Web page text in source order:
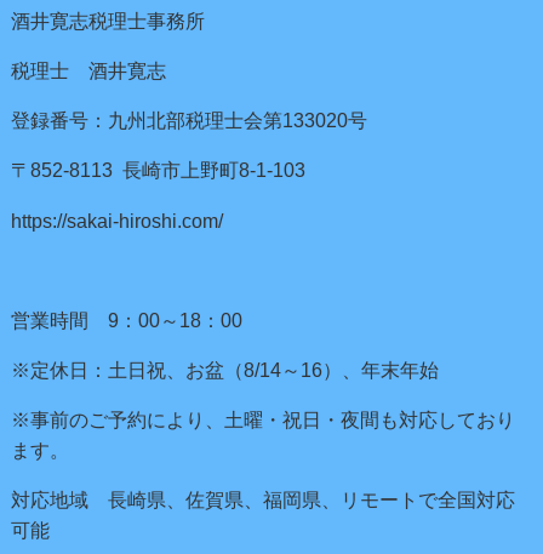
酒井寛志税理士事務所
税理士 酒井寛志
登録番号：九州北部税理士会第133020号
〒852-8113 長崎市上野町8-1-103
https://sakai-hiroshi.com/
営業時間 9：00～18：00
※定休日：土日祝、お盆（8/14～16）、年末年始
※事前のご予約により、土曜・祝日・夜間も対応しており
ます。
対応地域 長崎県、佐賀県、福岡県、リモートで全国対応
可能